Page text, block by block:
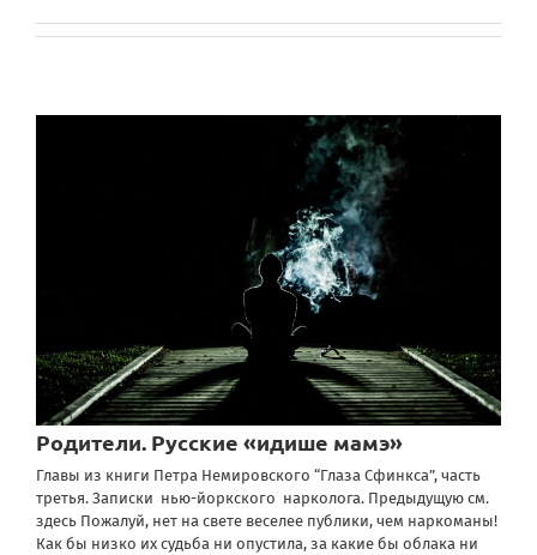
Родители. Русские «идише мамэ»
Главы из книги Петра Немировского “Глаза Сфинкса”, часть
третья. Записки нью-йоркского нарколога. Предыдущую см.
здесь Пожалуй, нет на свете веселее публики, чем наркоманы!
Как бы низко их судьба ни опустила, за какие бы облака ни